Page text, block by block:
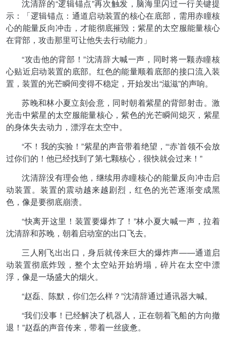
沈清辞的“逻辑锚点”再次触发，脑海里闪过一行关键提
示：「逻辑锚点：通道启动装置的核心在底部，需用赤瞳核
心的能量反向冲击，才能彻底摧毁；紫星的太空服能量核心
在背部，攻击那里可让他失去行动能力」
“攻击他的背部！”沈清辞大喊一声，同时将一颗赤瞳核
心贴近启动装置的底部。红色的能量顺着底部的接口流入装
置，装置的光芒瞬间变得不稳定，开始发出“滋滋”的声响。
苏晚和林小夏立刻会意，同时朝着紫星的背部射击。激
光击中紫星的太空服能量核心，紫色的光芒瞬间熄灭，紫星
的身体失去动力，漂浮在太空中。
“不！我的实验！”紫星的声音带着绝望，“‘赤’首领不会放
过你们的！他已经找到了第七颗核心，很快就会过来！”
沈清辞没有理会他，继续用赤瞳核心的能量反向冲击启
动装置。装置的震动越来越剧烈，红色的光芒逐渐变成黑
色，像是要彻底崩溃。
“快离开这里！装置要爆炸了！”林小夏大喊一声，拉着
沈清辞和苏晚，朝着启动室的出口飞去。
三人刚飞出出口，身后就传来巨大的爆炸声——通道启
动装置彻底炸毁，整个太空站开始坍塌，碎片在太空中漂
浮，像是一场盛大的烟火。
“赵磊、陈默，你们怎么样？”沈清辞通过通讯器大喊。
“我们没事！已经解决了机器人，正在朝着飞船的方向撤
退！”赵磊的声音传来，带着一丝疲惫。